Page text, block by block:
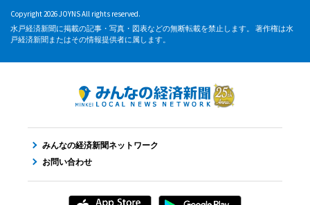
Copyright 2026 JOYNS All rights reserved.
水戸経済新聞に掲載の記事・写真・図表などの無断転載を禁止します。 著作権は水
戸経済新聞またはその情報提供者に属します。
みんなの経済新聞ネットワーク
お問い合わせ